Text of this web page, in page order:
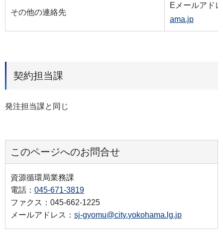
その他の連絡先
Eメールアド
ama.jp
契約担当課
発注担当課と同じ
このページへのお問合せ
資源循環局業務課
電話： 045-671-3819
ファクス：045-662-1225
メールアドレス： sj-gyomu@city.yokohama.lg.jp